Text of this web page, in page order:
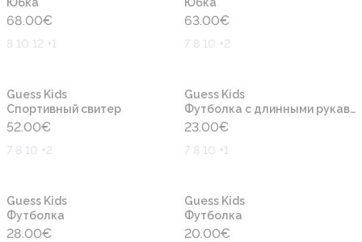
68.00€
8 10 12 +1
63.00€
7 8 10 +2
Guess Kids
Cпортивный свитер
52.00€
7 8 10 +2
Guess Kids
Футболка с длинными рукавами
23.00€
7 8 10 +1
Guess Kids
Футболка
28.00€
Guess Kids
Футболка
20.00€